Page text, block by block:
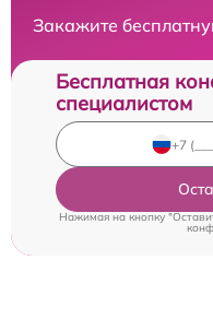
Закажите
Бесплатная
специалистом
Нажимая на кнопку